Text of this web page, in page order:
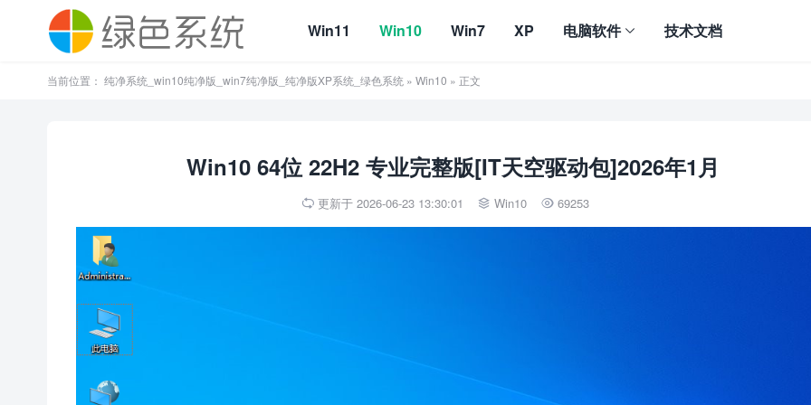
Win11 Win10 Win7 XP 电脑软件 技术文档
当前位置： 纯净系统_win10纯净版_win7纯净版_纯净版XP系统_绿色系统 » Win10 » 正文
Win10 64位 22H2 专业完整版[IT天空驱动包]2026年1月
 更新于 2026-06-23 13:30:01  Win10  69253